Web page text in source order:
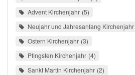
Advent Kirchenjahr 5
Neujahr und Jahresanfang Kirchenjahr
Ostern Kirchenjahr 3
Pfingsten Kirchenjahr 4
Sankt Martin Kirchenjahr 2